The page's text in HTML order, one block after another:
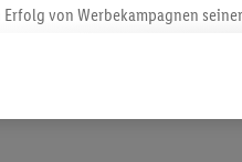
Erfolg von Werbekampagnen
Dies umfasst die
Lidl-Diensten, Informationen aus
auch über verschiedene
auf Informationen auf Ihren